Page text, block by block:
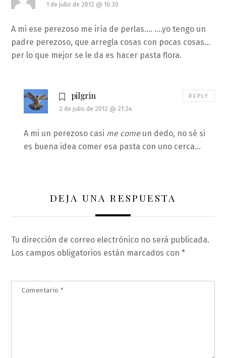
1 de julio de 2012 @ 10:30
A mi ese perezoso me iría de perlas…. ….yo tengo un
padre perezoso, que arregla cosas con pocas cosas…
per lo que mejor se le da es hacer pasta flora.
pilgrin
2 de julio de 2012 @ 21:24
A mi un perezoso casi me comeun dedo, no sé si
es buena idea comer esa pasta con uno cerca…
REPLY
DEJA UNA RESPUESTA
Tu dirección de correo electrónico no será publicada.
Los campos obligatorios están marcados con*
Comentario*